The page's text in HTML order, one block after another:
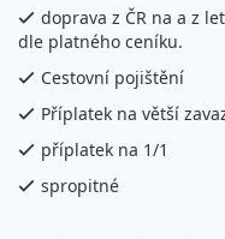
doprava z ČR na a z
dle platného ceníku.
Cestovní pojištění
Příplatek na větší
příplatek na 1/1
spropitné